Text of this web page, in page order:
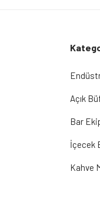
Açık
Bar
İçecek
Kahve